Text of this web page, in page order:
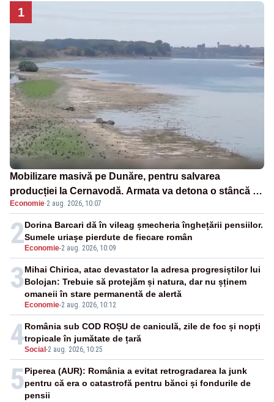
1
Mobilizare masivă pe Dunăre, pentru salvarea
producției la Cernavodă. Armata va detona o stâncă și
va devia apa fluviului - IMAGINI AERIENE
Economie·2 aug. 2026, 10:07
2 Economie-2 aug. 2026, 10:09
Dorina Barcari dă în vileag șmecheria înghețării pensiilor.
Sumele uriașe pierdute de fiecare român
3
Economie-2 aug. 2026, 10:12
Mihai Chirica, atac devastator la adresa progresiștilor lui
Bolojan: Trebuie să protejăm și natura, dar nu șținem
omaneii în stare permanentă de alertă
4Social -2 aug. 2026, 10:25
România sub COD ROȘU de caniculă, zile de foc și nopți
tropicale în jumătate de țară
5Piperea (AUR): România a evitat retrogradarea la junk
pentru că era o catastrofă pentru bănci și fondurile de
pensii